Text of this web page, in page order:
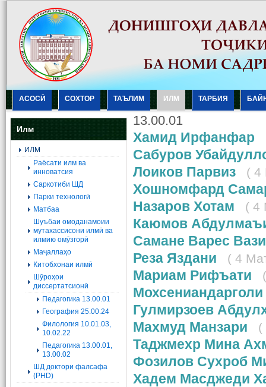
АСОСӢ СОХТОР ТАЪЛИМ ИЛМ ТАРБИЯ
Илм
ИЛМ
Раёсати илм ва
инноватсия
Саркотиби ШД
Парки технологӣ
Матбаа
Шуъбаи омоданамоии
мутахассисони илмӣ ва
илмию омӯзгорӣ
Маҷаллаҳо
Китобхонаи илмӣ
Шӯроҳои
диссертатсионӣ
Педагогика 13.00.01
География 25.00.24
Филология 10.01.03,
10.02.22
Педагогика 13.00.01,
13.00.02
ШД доктори фалсафа
(PHD)
13.00.01
Хамид Ирфанфар
Сабуров
Лоиков Парвиз
( 4
Хошномфард
Назаров Хотам
( 4
Каюмов
Самане Варес
Реза Яздани
( 4
Мариам Рифъати
Гулмирзоев
Махмуд Манзари
(
Таджмехр Мина
Фозилов Сухроб
Хадем Масджеди